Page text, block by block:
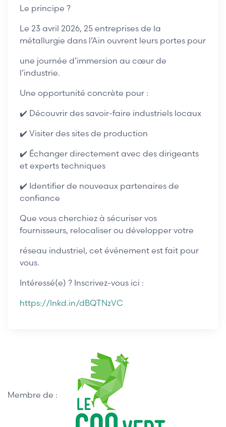
Le principe ?
Le 23 avril 2026, 25 entreprises de la
métallurgie dans l’Ain ouvrent leurs portes pour
une journée d’immersion au cœur de
l’industrie.
Une opportunité concrète pour :
✔️ Découvrir des savoir-faire industriels locaux
✔️ Visiter des sites de production
✔️ Échanger directement avec des dirigeants
et experts techniques
✔️ Identifier de nouveaux partenaires de
confiance
Que vous cherchiez à sécuriser vos
fournisseurs, relocaliser ou développer votre
réseau industriel, cet événement est fait pour
vous.
Intéressé(e) ? Inscrivez-vous ici :
https://lnkd.in/dBQTNzVC
Membre de :